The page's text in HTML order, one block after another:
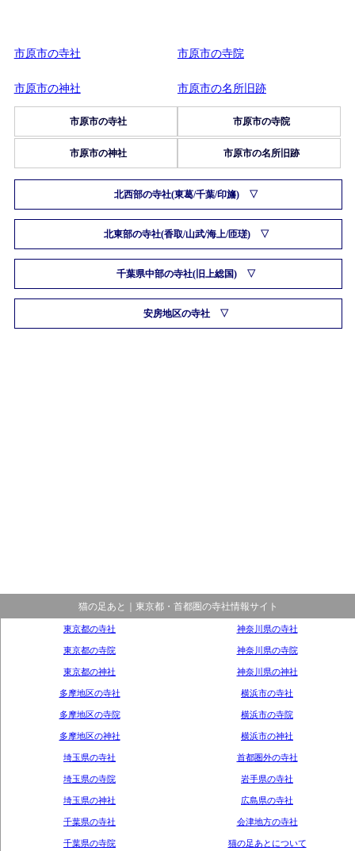
市原市の寺社 市原市の寺院
市原市の神社 市原市の名所旧跡
市原市の寺社 市原市の寺院
市原市の神社 市原市の名所旧跡
北西部の寺社(東葛/千葉/印旛)
北東部の寺社(香取/山武/海上/匝瑳)
千葉県中部の寺社(旧上総国)
安房地区の寺社
猫の足あと｜東京都・首都圏の寺社情報サイト
東京都の寺社
東京都の寺院
東京都の神社
多摩地区の寺社
多摩地区の寺院
多摩地区の神社
神奈川県の寺社
神奈川県の寺院
神奈川県の神社
横浜市の寺社
横浜市の寺院
横浜市の神社
埼玉県の寺社
埼玉県の寺院
埼玉県の神社
千葉県の寺社
千葉県の寺院
首都圏外の寺社
岩手県の寺社
広島県の寺社
会津地方の寺社
猫の足あとについて